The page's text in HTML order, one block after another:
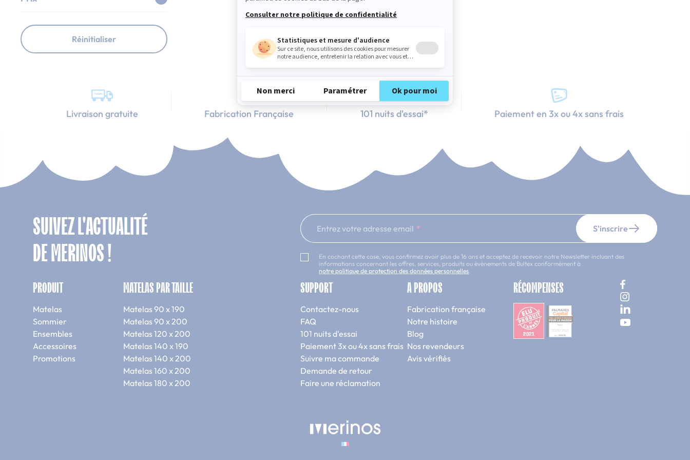
Réinitialiser
Livraison gratuite Fabrication Française 101 nuits d'essai* Paiement en 3x ou 4x sans frais
SUIVEZ L'ACTUALITÉ
DE MERINOS !
Entrez votre adresse email S'inscrire
En cochant cette case, vous confirmez avoir plus de 16 ans et acceptez de recevoir notre Newsletter incluant des
informations concernant les offres, services, produits ou évènements de Bultex conformément à
notre politique de protection des données personnelles
PRODUIT
Matelas
Sommier
Ensembles
Accessoires
Promotions
MATELAS PAR TAILLE
Matelas 90 x 190
Matelas 90 x 200
Matelas 120 x 200
Matelas 140 x 190
Matelas 140 x 200
Matelas 160 x 200
Matelas 180 x 200
SUPPORT
Contactez-nous
FAQ
101 nuits d'essai
Paiement 3x ou 4x sans frais
Suivre ma commande
Demande de retour
Faire une réclamation
A PROPOS
Fabrication française
Notre histoire
Blog
Nos revendeurs
Avis vérifiés
RÉCOMPENSES